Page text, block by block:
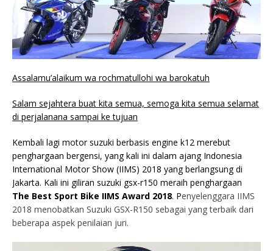
Assalamu’alaikum wa rochmatullohi wa barokatuh
Salam sejahtera buat kita semua, semoga kita semua selamat
di perjalanana sampai ke tujuan
Kembali lagi motor suzuki berbasis engine k12 merebut
penghargaan bergensi, yang kali ini dalam ajang Indonesia
International Motor Show (IIMS) 2018 yang berlangsung di
Jakarta. Kali ini giliran suzuki gsx-r150 meraih penghargaan
The Best Sport Bike IIMS Award 2018. Penyelenggara IIMS
2018 menobatkan Suzuki GSX-R150 sebagai yang terbaik dari
beberapa aspek penilaian juri.